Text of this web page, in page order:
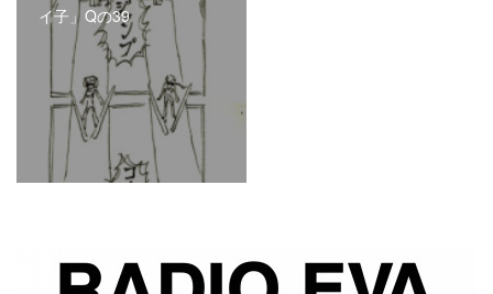
イ子」Qの39